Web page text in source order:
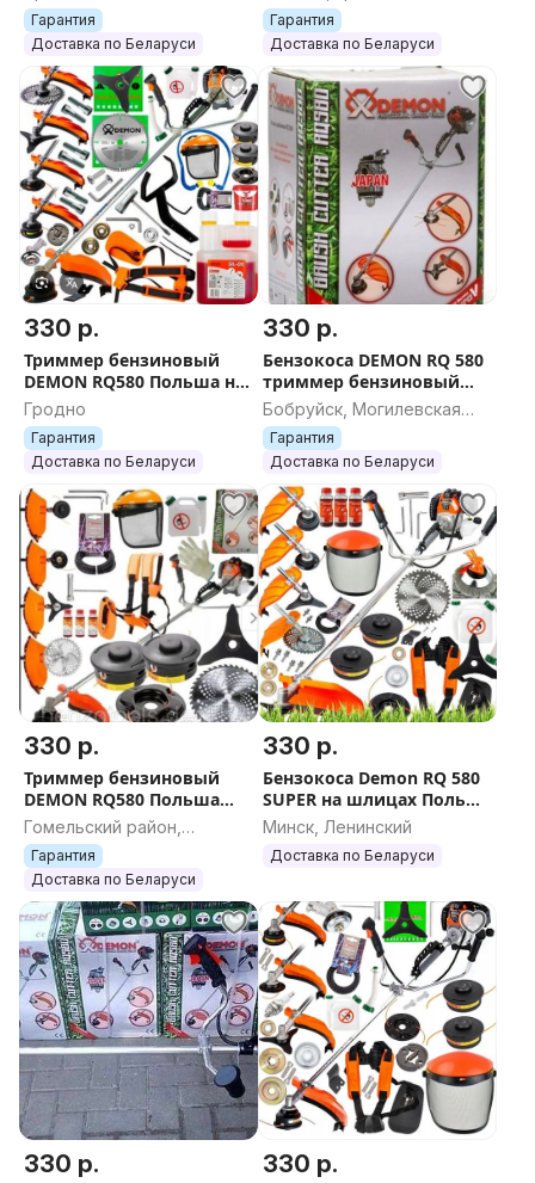
триммер Демон 580, коса Демон 580, тример Демон
580, тримир Демон 580, коса бензиновая Демон 580,
мотокоса Демон 580, газонокосилка Демон 580,
Бензокоса, бензотриммер, бензиновый триммер,
триммер бензиновый, триммер
Гарантия
Доставка по Беларуси
область
Гарантия
Доставка по Беларуси
330 р.
Триммер бензиновый
DEMON RQ580 Польша на
шлицах оригинал
бензокоса мотокоса коса
бензиновая
Гродно
Гарантия
Доставка по Беларуси
330 р.
Бензокоса DEMON RQ 580
триммер бензиновый
мотокоса Польша на
шлицах
Бобруйск, Могилевская
область
Гарантия
Доставка по Беларуси
330 р.
Триммер бензиновый
DEMON RQ580 Польша
шлицы
Гомельский район,
Гомельская область
Гарантия
Доставка по Беларуси
330 р.
Бензокоса Demon RQ 580
SUPER на шлицах Польша
Оригинал Триммер
Минск, Ленинский
Доставка по Беларуси
330 р. 330 р.